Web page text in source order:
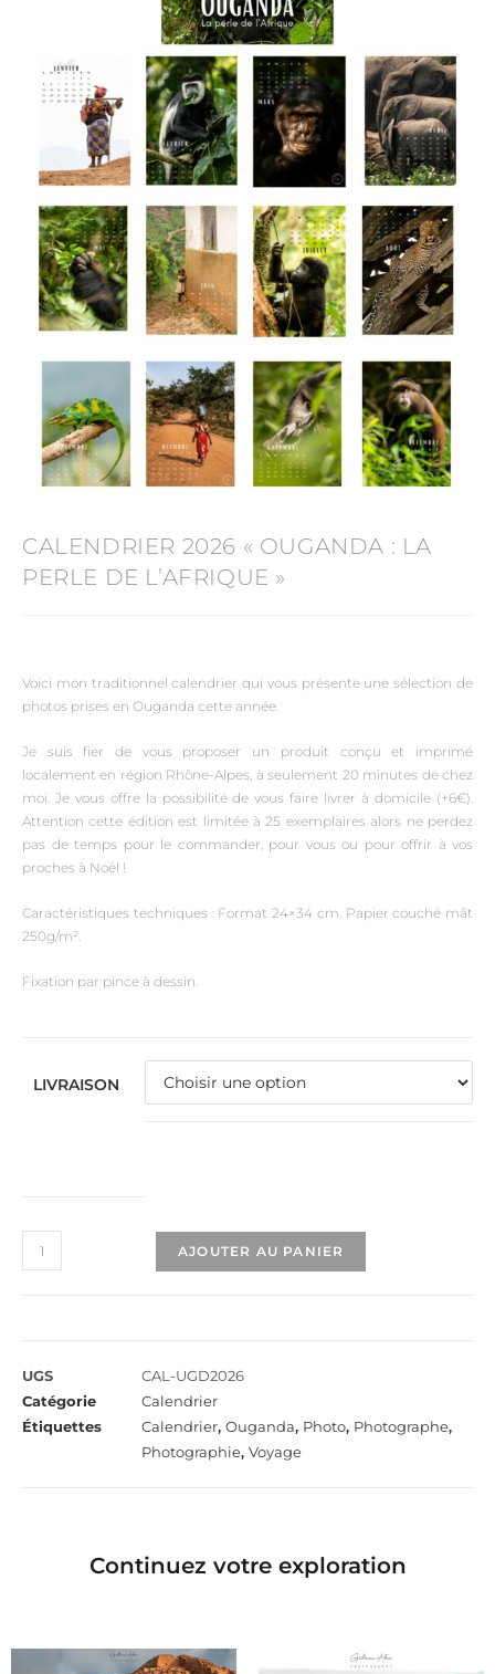
CALENDRIER 2026 « OUGANDA : LA
PERLE DE L’AFRIQUE »
Voici mon traditionnel calendrier qui vous présente une sélection de
photos prises en Ouganda cette année.
Je suis fier de vous proposer un produit conçu et imprimé
localement en région Rhône-Alpes, à seulement 20 minutes de chez
moi. Je vous offre la possibilité de vous faire livrer à domicile (+6€).
Attention cette édition est limitée à 25 exemplaires alors ne perdez
pas de temps pour le commander, pour vous ou pour offrir à vos
proches à Noël !
Caractéristiques techniques : Format 24×34 cm. Papier couché mât
250g/m².
Fixation par pince à dessin.
LIVRAISON
AJOUTER AU PANIER
UGS
CAL-UGD2026
Catégorie
Calendrier
Étiquettes
Calendrier, Ouganda, Photo, Photographe,
Photographie, Voyage
Continuez votre exploration